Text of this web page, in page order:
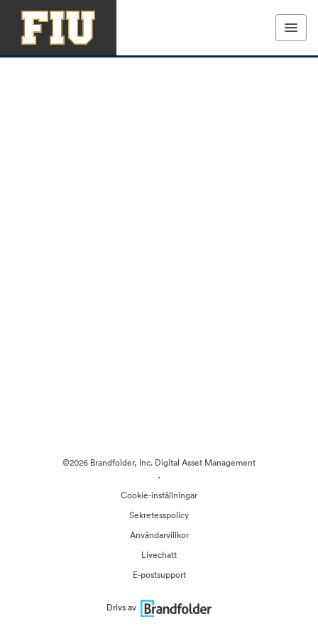
©2026 Brandfolder, Inc. Digital Asset Management
·
Cookie-inställningar
Sekretesspolicy
Användarvillkor
Livechatt
E-postsupport
Drivs av